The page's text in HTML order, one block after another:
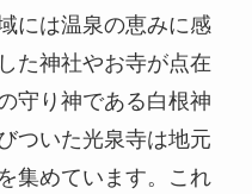
には温泉の恵みに感
た神社やお寺が点在
守り神である白根神
ついた光泉寺は地元
集めています。これ